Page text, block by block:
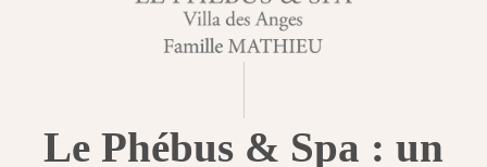
Le Phébus & Spa : un